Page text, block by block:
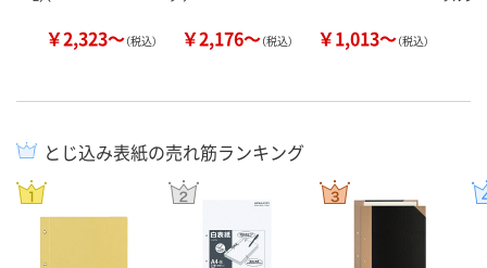
￥2,323～（税込） ￥2,176～（税込） ￥1,013～（税込）
とじ込み表紙の売れ筋ランキング